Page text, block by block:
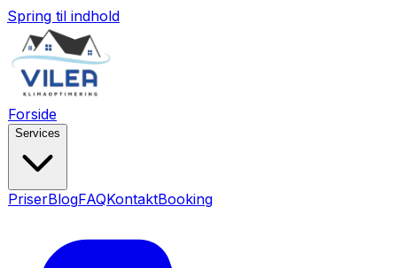
Spring til indhold
Forside
Services
PriserBlogFAQKontaktBooking